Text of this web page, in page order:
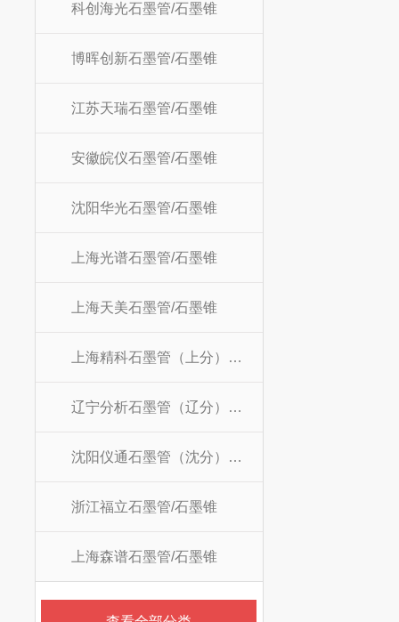
科创海光石墨管/石墨锥
博晖创新石墨管/石墨锥
江苏天瑞石墨管/石墨锥
安徽皖仪石墨管/石墨锥
沈阳华光石墨管/石墨锥
上海光谱石墨管/石墨锥
上海天美石墨管/石墨锥
上海精科石墨管（上分）/石墨锥
辽宁分析石墨管（辽分）/石墨锥
沈阳仪通石墨管（沈分）/石墨锥
浙江福立石墨管/石墨锥
上海森谱石墨管/石墨锥